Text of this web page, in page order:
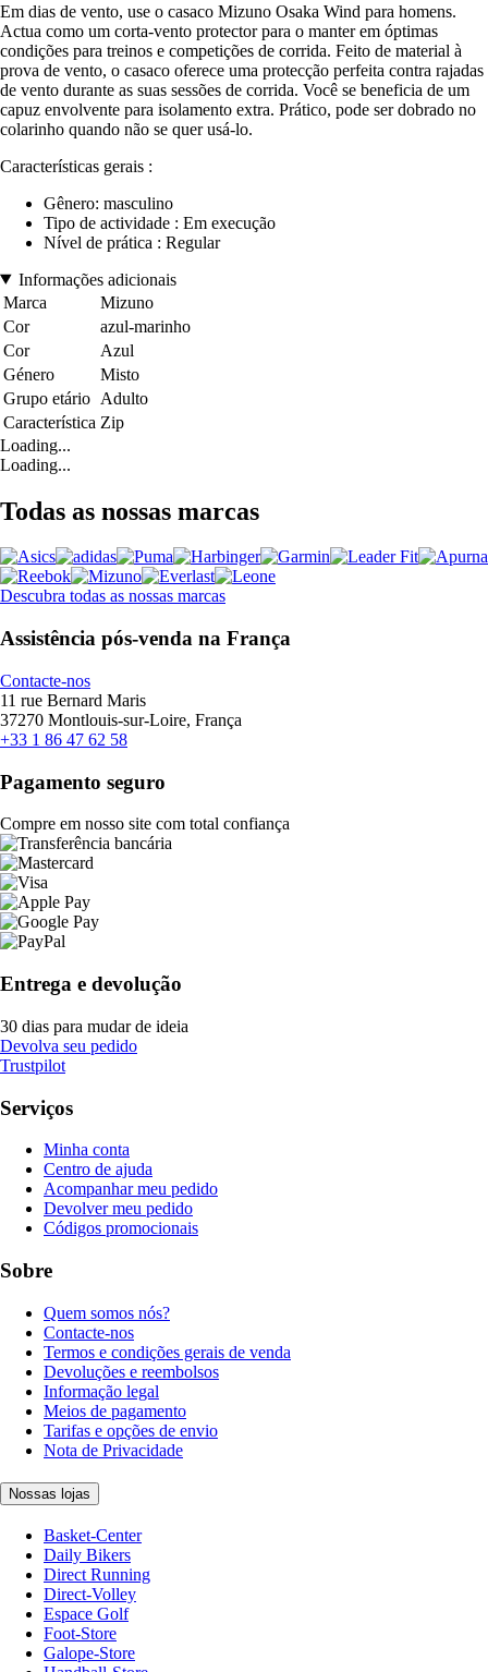
Em dias de vento, use o casaco Mizuno Osaka Wind para homens.
Actua como um corta-vento protector para o manter em óptimas
condições para treinos e competições de corrida. Feito de material à
prova de vento, o casaco oferece uma protecção perfeita contra rajadas
de vento durante as suas sessões de corrida. Você se beneficia de um
capuz envolvente para isolamento extra. Prático, pode ser dobrado no
colarinho quando não se quer usá-lo.
Características gerais :
Gênero: masculino
Tipo de actividade : Em execução
Nível de prática : Regular
Informações adicionais
Marca
Mizuno
Cor
azul-marinho
Cor
Azul
Género
Misto
Grupo etário Adulto
Característica Zip
Loading...
Loading...
Todas as nossas marcas
Descubra todas as nossas marcas
Assistência pós-venda na França
Contacte-nos
11 rue Bernard Maris
37270 Montlouis-sur-Loire, França
+33 1 86 47 62 58
Pagamento seguro
Compre em nosso site com total confiança
Entrega e devolução
30 dias para mudar de ideia
Devolva seu pedido
Trustpilot
Serviços
Minha conta
Centro de ajuda
Acompanhar meu pedido
Devolver meu pedido
Códigos promocionais
Sobre
Quem somos nós?
Contacte-nos
Termos e condições gerais de venda
Devoluções e reembolsos
Informação legal
Meios de pagamento
Tarifas e opções de envio
Nota de Privacidade
Nossas lojas
Basket-Center
Daily Bikers
Direct Running
Direct-Volley
Espace Golf
Foot-Store
Galope-Store